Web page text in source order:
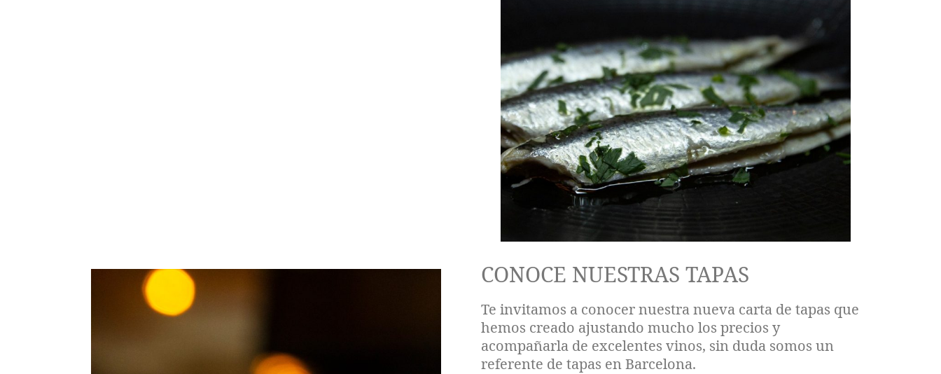
CONOCE NUESTRAS TAPAS
Te invitamos a conocer nuestra nueva carta de tapas que
hemos creado ajustando mucho los precios y
acompañarla de excelentes vinos, sin duda somos un
referente de tapas en Barcelona.